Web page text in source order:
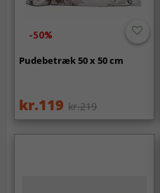
-50%
Pudebetræk 50 x 50 cm
kr.119 kr.219